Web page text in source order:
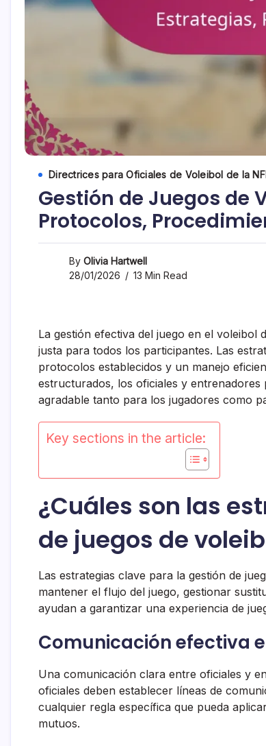
Directrices para Oficiales de Voleibol de la
Gestión de Juegos de
Protocolos,
By Olivia Hartwell
28/01/2026
13 Min Read
La gestión efectiva del juego en el voleibol
justa para todos los participantes. Las
protocolos establecidos y un manejo
estructurados, los oficiales y
agradable tanto para los jugadores como
Key sections in the article:
¿Cuáles son las
de juegos de
Las estrategias clave para la gestión de
mantener el flujo del juego, gestionar
ayudan a garantizar una experiencia de
Comunicación efectiva
Una comunicación clara entre oficiales y
oficiales deben establecer líneas de
cualquier regla específica que pueda
mutuos.